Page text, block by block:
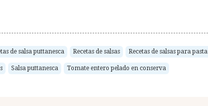
de salsa puttanesca Recetas de salsas Recetas de salsas para pasta
Salsa puttanesca Tomate entero pelado en conserva